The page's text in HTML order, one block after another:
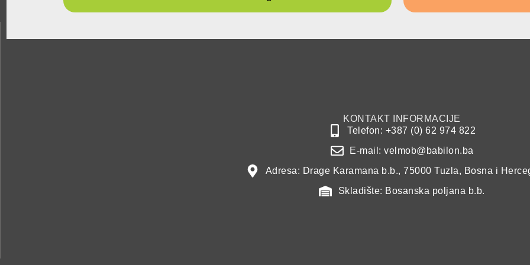
KONTAKT INFORMACIJE
Telefon: +387 (0) 62 974 822
E-mail: velmob@babilon.ba
Adresa: Drage Karamana b.b., 75000 Tuzla, Bosna i
Skladište: Bosanska poljana b.b.